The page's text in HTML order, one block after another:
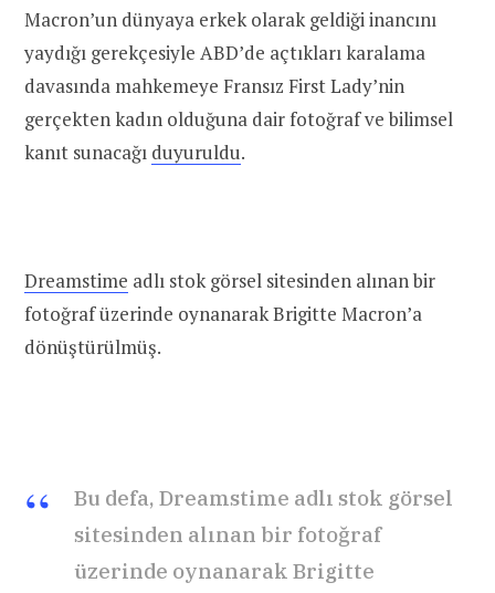
Macron’un dünyaya erkek olarak geldiği inancını
yaydığı gerekçesiyle ABD’de açtıkları karalama
davasında mahkemeye Fransız First Lady’nin
gerçekten kadın olduğuna dair fotoğraf ve bilimsel
kanıt sunacağı duyuruldu.
Dreamstime adlı stok görsel sitesinden alınan bir
fotoğraf üzerinde oynanarak Brigitte Macron’a
dönüştürülmüş.
Bu defa, Dreamstime adlı stok görsel
sitesinden alınan bir fotoğraf
üzerinde oynanarak Brigitte